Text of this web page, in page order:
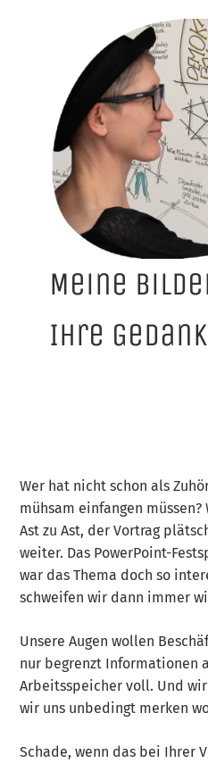
Meine
Ihre
Wer hat nicht schon als
mühsam einfangen
Ast zu Ast, der Vortrag
weiter. Das PowerPoint-
war das Thema doch so
schweifen wir dann immer
Unsere Augen wollen
nur begrenzt Informationen
Arbeitsspeicher voll. Und
wir uns unbedingt merken
Schade, wenn das bei Ihrer